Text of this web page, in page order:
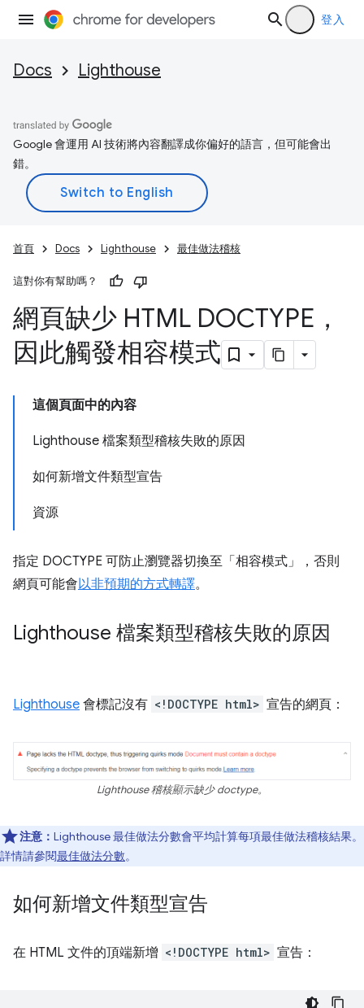
登入
Docs Lighthouse
Google 會運用 AI 技術將內容翻譯成你偏好的語言，但可能會出
錯。
首頁 Docs Lighthouse 最佳做法稽核
這對你有幫助嗎？
網頁缺少 HTML DOCTYPE，
因此觸發相容模式
這個頁面中的內容
Lighthouse 檔案類型稽核失敗的原因
如何新增文件類型宣告
資源
指定 DOCTYPE 可防止瀏覽器切換至「相容模式」
，否則
網頁可能會以非預期的方式轉譯。
Lighthouse 檔案類型稽核失敗的原因
Lighthouse 會標記沒有 <!DOCTYPE html> 宣告的網頁：
Lighthouse 稽核顯示缺少 doctype。
注意： Lighthouse 最佳做法分數會平均計算每項最佳做法稽核結果。
詳情請參閱最佳做法分數。
如何新增文件類型宣告
在 HTML 文件的頂端新增 <!DOCTYPE html> 宣告：